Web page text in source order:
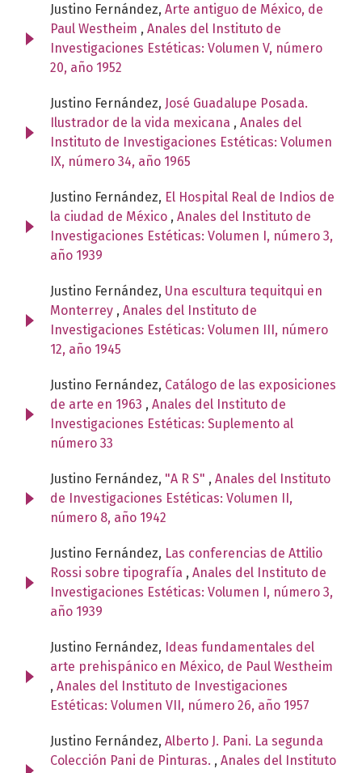
Justino Fernández, Arte antiguo de México, de
Paul Westheim , Anales del Instituto de
Investigaciones Estéticas: Volumen V, número
20, año 1952
Justino Fernández, José Guadalupe Posada.
Ilustrador de la vida mexicana , Anales del
Instituto de Investigaciones Estéticas: Volumen
IX, número 34, año 1965
Justino Fernández, El Hospital Real de Indios de
la ciudad de México , Anales del Instituto de
Investigaciones Estéticas: Volumen I, número 3,
año 1939
Justino Fernández, Una escultura tequitqui en
Monterrey , Anales del Instituto de
Investigaciones Estéticas: Volumen III, número
12, año 1945
Justino Fernández, Catálogo de las exposiciones
de arte en 1963 , Anales del Instituto de
Investigaciones Estéticas: Suplemento al
número 33
Justino Fernández, "A R S" , Anales del Instituto
de Investigaciones Estéticas: Volumen II,
número 8, año 1942
Justino Fernández, Las conferencias de Attilio
Rossi sobre tipografía , Anales del Instituto de
Investigaciones Estéticas: Volumen I, número 3,
año 1939
Justino Fernández, Ideas fundamentales del
arte prehispánico en México, de Paul Westheim
, Anales del Instituto de Investigaciones
Estéticas: Volumen VII, número 26, año 1957
Justino Fernández, Alberto J. Pani. La segunda
Colección Pani de Pinturas. , Anales del Instituto